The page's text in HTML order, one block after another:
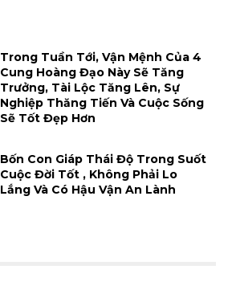
Trong Tuần Tới, Vận Mệnh Của 4
Cung Hoàng Đạo Này Sẽ Tăng
Trưởng, Tài Lộc Tăng Lên, Sự
Nghiệp Thăng Tiến Và Cuộc Sống
Sẽ Tốt Đẹp Hơn
Bốn Con Giáp Thái Độ Trong Suốt
Cuộc Đời Tốt , Không Phải Lo
Lắng Và Có Hậu Vận An Lành